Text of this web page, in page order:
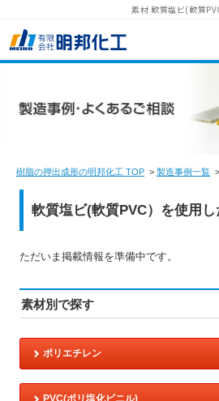
素材 軟質塩ビ(軟質
樹脂の押出成形の明邦化工 TOP > 製造事例一覧
軟質塩ビ(軟質PVC）を使用
ただいま掲載情報を準備中です。
素材別で探す
ポリエチレン